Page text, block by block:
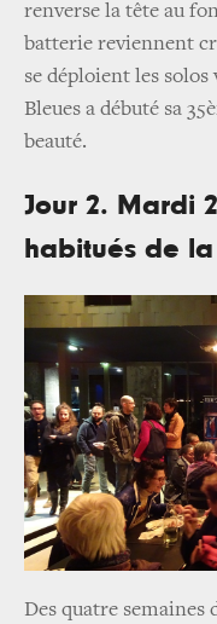
renverse la tête au
batterie reviennent
se déploient les
Bleues a débuté sa
beauté.
Jour 2. Mardi
habitués de
Des quatre